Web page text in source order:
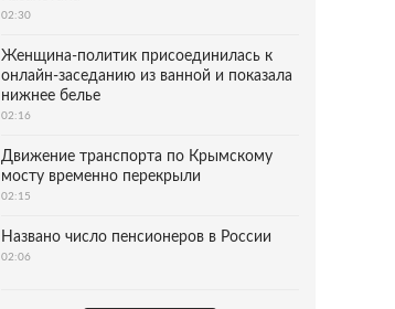
02:30
Женщина-политик присоединилась к
онлайн-заседанию из ванной и показала
нижнее белье
02:16
Движение транспорта по Крымскому
мосту временно перекрыли
02:15
Названо число пенсионеров в России
02:06